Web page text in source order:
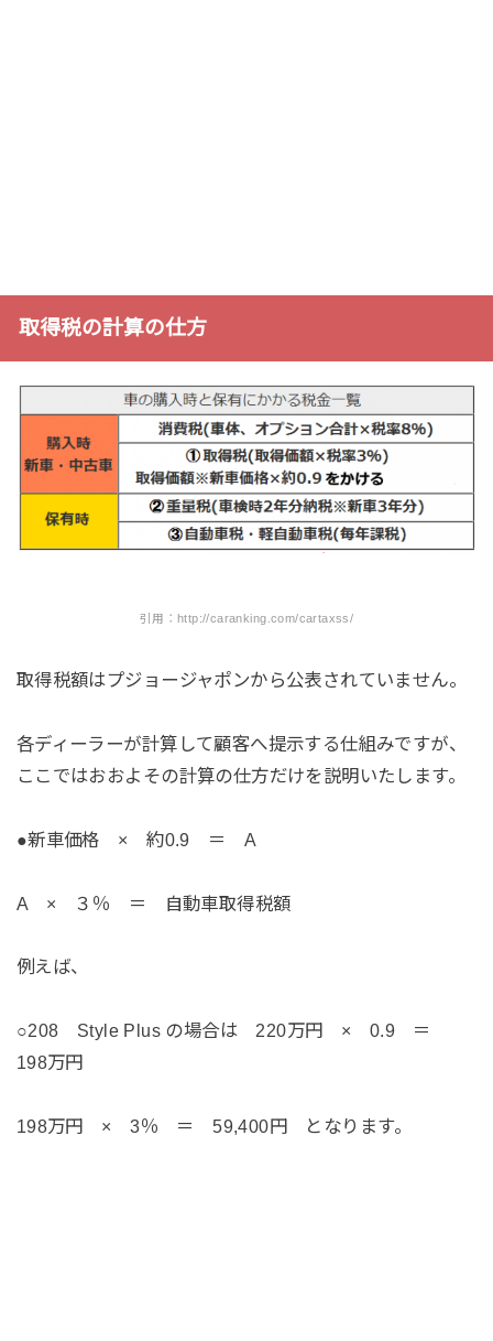
取得税の計算の仕方
引用：http://caranking.com/cartaxss/
取得税額はプジョージャポンから公表されていません。
各ディーラーが計算して顧客へ提示する仕組みですが、
ここではおおよその計算の仕方だけを説明いたします。
●新車価格 × 約0.9 ＝ A
A × ３％ ＝ 自動車取得税額
例えば、
○208 Style Plus の場合は 220万円 × 0.9 ＝
198万円
198万円 × 3％ ＝ 59,400円 となります。